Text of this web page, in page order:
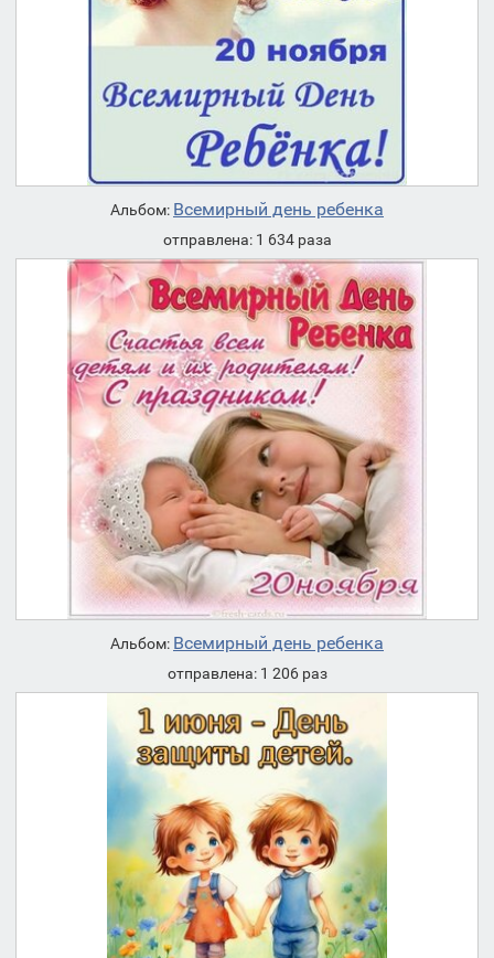
Альбом: Всемирный день ребенка
отправлена: 1 634 раза
Альбом: Всемирный день ребенка
отправлена: 1 206 раз